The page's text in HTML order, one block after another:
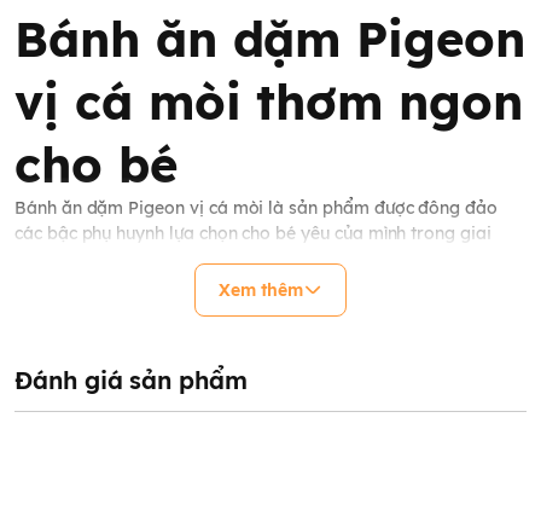
Bánh ăn dặm Pigeon
vị cá mòi thơm ngon
cho bé
Bánh ăn dặm Pigeon vị cá mòi là sản phẩm được đông đảo
các bậc phụ huynh lựa chọn cho bé yêu của mình trong giai
Bánh ăn dặmPigeon không chỉ cung cấp một
nguồn dĩnh dưỡng cần thiết cho cơ thể bé mà còn thúc đẩy sự
phát triển của cơ hàm, tuyến nước bọt và hệ tiêu hóa.
Xem thêm
Đánh giá sản phẩm